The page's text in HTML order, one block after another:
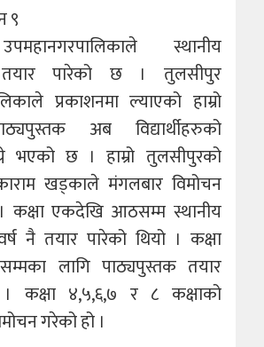
९
स्थानीय
पारेको छ । तुलसीपुर
प्रकाशनमा ल्याएको हाम्रो
अब विद्यार्थीहरुको
भएको छ । हाम्रो तुलसीपुरको
खड्काले मंगलबार विमोचन
कक्षा एकदेखि आठसम्म स्थानीय
नै तयार पारेको थियो । कक्षा
लागि पाठ्यपुस्तक तयार
। कक्षा ४,५,६,७ र ८ कक्षाको
गरेको हो ।